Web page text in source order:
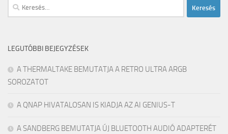
Keresés:
LEGUTÓBBI BEJEGYZÉSEK
A THERMALTAKE BEMUTATJA A RETRO ULTRA ARGB
SOROZATOT
A QNAP HIVATALOSAN IS KIADJA AZ AI GENIUS-T
A SANDBERG BEMUTATJA ÚJ BLUETOOTH AUDIÓ ADAPTERÉT